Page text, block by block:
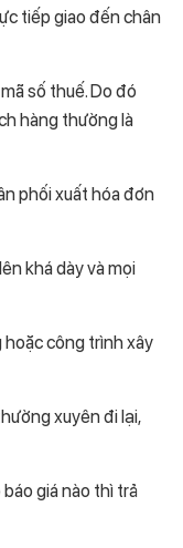
tiếp giao đến chân
số thuế. Do đó
hàng thường là
phối xuất hóa đơn
khá dày và mọi
hoặc công trình xây
xuyên đi lại,
giá nào thì trả